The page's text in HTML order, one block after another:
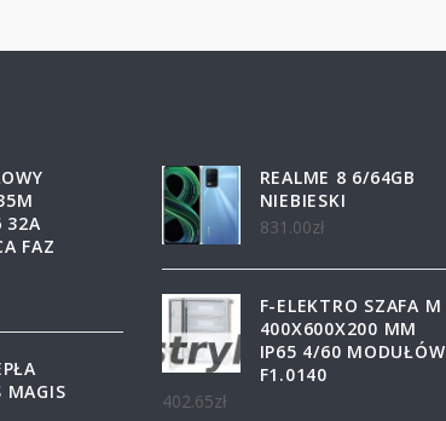
32A
FAZ
MAGIS
REALME 8 6/64GB
NIEBIESKI
831.00zł
F-ELEKTRO SZAFA M
400X600X200 MM
IP65 4/60 MODUŁÓW
F1.0140
402.65zł